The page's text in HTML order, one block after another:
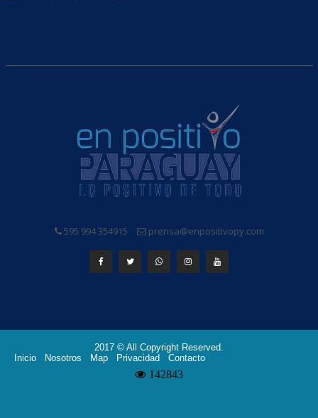
595 994 354915 prensa@enpositivopy.com
2017 © All Copyright Reserved.
Inicio
Nosotros Map Privacidad Contacto